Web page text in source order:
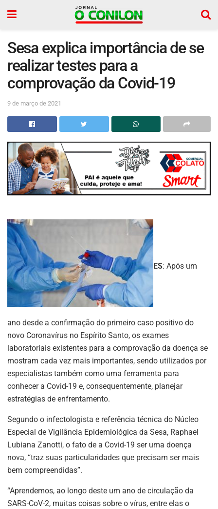
Sesa explica importância de se
realizar testes para a
comprovação da Covid-19
9 de março de 2021
ES: Após um
ano desde a confirmação do primeiro caso positivo do
novo Coronavírus no Espírito Santo, os exames
laboratoriais existentes para a comprovação da doença se
mostram cada vez mais importantes, sendo utilizados por
especialistas também como uma ferramenta para
conhecer a Covid-19 e, consequentemente, planejar
estratégias de enfrentamento.
Segundo o infectologista e referência técnica do Núcleo
Especial de Vigilância Epidemiológica da Sesa, Raphael
Lubiana Zanotti, o fato de a Covid-19 ser uma doença
nova, “traz suas particularidades que precisam ser mais
bem compreendidas”.
“Aprendemos, ao longo deste um ano de circulação da
SARS-CoV-2, muitas coisas sobre o vírus, entre elas o